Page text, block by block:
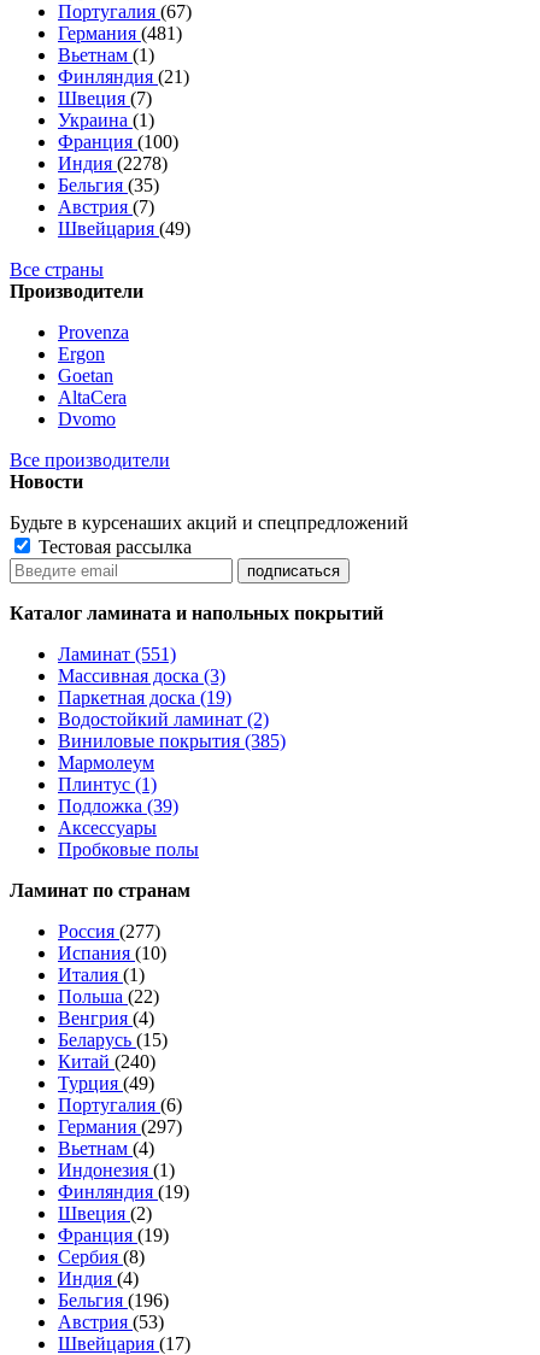
Португалия (67)
Германия (481)
Вьетнам (1)
Финляндия (21)
Швеция (7)
Украина (1)
Франция (100)
Индия (2278)
Бельгия (35)
Австрия (7)
Швейцария (49)
Все страны
Производители
Provenza
Ergon
Goetan
AltaСera
Dvomo
Все производители
Новости
Будьте в курсенаших акций и спецпредложений
Тестовая рассылка
Каталог ламината и напольных покрытий
Ламинат (551)
Массивная доска (3)
Паркетная доска (19)
Водостойкий ламинат (2)
Виниловые покрытия (385)
Мармолеум
Плинтус (1)
Подложка (39)
Аксессуары
Пробковые полы
Ламинат по странам
Россия (277)
Испания (10)
Италия (1)
Польша (22)
Венгрия (4)
Беларусь (15)
Китай (240)
Турция (49)
Португалия (6)
Германия (297)
Вьетнам (4)
Индонезия (1)
Финляндия (19)
Швеция (2)
Франция (19)
Сербия (8)
Индия (4)
Бельгия (196)
Австрия (53)
Швейцария (17)